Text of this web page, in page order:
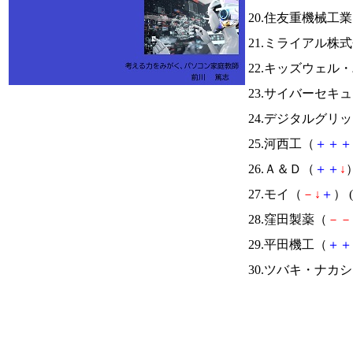
20.住友重機械工
21.ミライアル株
22.キッズウェル
23.サイバーセキ
24.デジタルグリ
25.河西工（ ＋ ＋ ＋
26.Ａ＆Ｄ（ ＋ ＋ ↓
27.モイ（ － ↓ ＋ ） (
28.窪田製薬（ － －
29.平田機工（ ＋ ＋
30.ツバキ・ナカ